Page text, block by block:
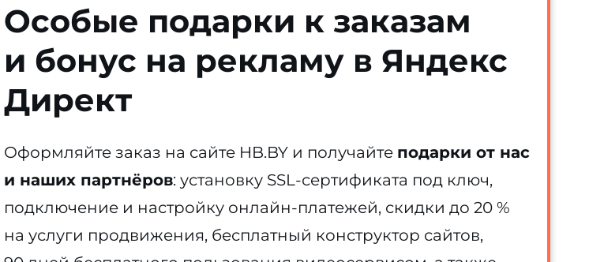
Особые подарки к заказам
и бонус на рекламу в Яндекс
Директ
Оформляйте заказ на сайте HB.BY и получайте подарки от нас
и наших партнёров: установку SSL-сертификата под ключ,
подключение и настройку онлайн-платежей, скидки до 20 %
на услуги продвижения, бесплатный конструктор сайтов,